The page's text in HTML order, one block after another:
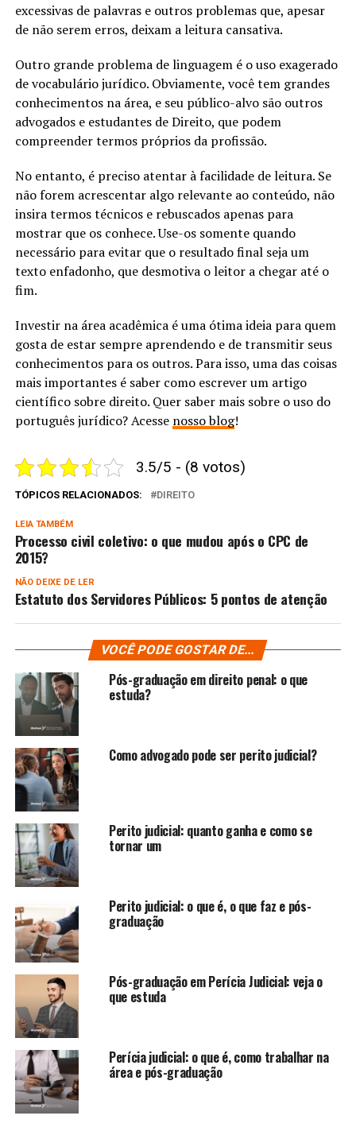
excessivas de palavras e outros problemas que, apesar
de não serem erros, deixam a leitura cansativa.
Outro grande problema de linguagem é o uso exagerado
de vocabulário jurídico. Obviamente, você tem grandes
conhecimentos na área, e seu público-alvo são outros
advogados e estudantes de Direito, que podem
compreender termos próprios da profissão.
No entanto, é preciso atentar à facilidade de leitura. Se
não forem acrescentar algo relevante ao conteúdo, não
insira termos técnicos e rebuscados apenas para
mostrar que os conhece. Use-os somente quando
necessário para evitar que o resultado final seja um
texto enfadonho, que desmotiva o leitor a chegar até o
fim.
Investir na área acadêmica é uma ótima ideia para quem
gosta de estar sempre aprendendo e de transmitir seus
conhecimentos para os outros. Para isso, uma das coisas
mais importantes é saber como escrever um artigo
científico sobre direito. Quer saber mais sobre o uso do
português jurídico? Acesse nosso blog!
3.5/5 - (8 votos)
TÓPICOS RELACIONADOS: DIREITO
LEIA TAMBÉM
Processo civil coletivo: o que mudou após o CPC de
2015?
NÃO DEIXE DE LER
Estatuto dos Servidores Públicos: 5 pontos de atenção
VOCÊ PODE GOSTAR DE...
Pós-graduação em direito penal: o que
estuda?
Como advogado pode ser perito judicial​?
Perito judicial: quanto ganha e como se
tornar um
Perito judicial: o que é, o que faz e pós-
graduação
Pós-graduação em Perícia Judicial: veja o
que estuda
Perícia judicial: o que é, como trabalhar na
área e pós-graduação